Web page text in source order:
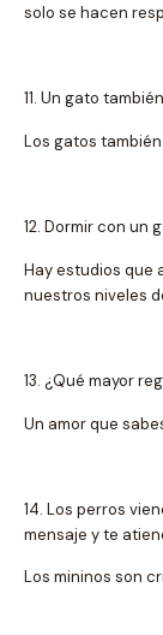
solo se hacen
11. Un gato
Los gatos
12. Dormir con un
Hay estudios que
nuestros niveles
13. ¿Qué mayor
Un amor que
14. Los perros
mensaje y te
Los mininos son